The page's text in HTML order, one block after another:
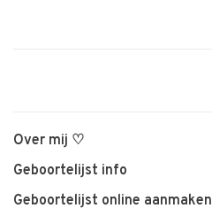
Over mij ♡
Geboortelijst info
Geboortelijst online aanmaken